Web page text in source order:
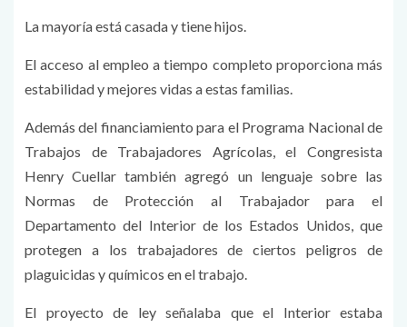
La mayoría está casada y tiene hijos.
El acceso al empleo a tiempo completo proporciona más
estabilidad y mejores vidas a estas familias.
Además del financiamiento para el Programa Nacional de
Trabajos de Trabajadores Agrícolas, el Congresista
Henry Cuellar también agregó un lenguaje sobre las
Normas de Protección al Trabajador para el
Departamento del Interior de los Estados Unidos, que
protegen a los trabajadores de ciertos peligros de
plaguicidas y químicos en el trabajo.
El proyecto de ley señalaba que el Interior estaba